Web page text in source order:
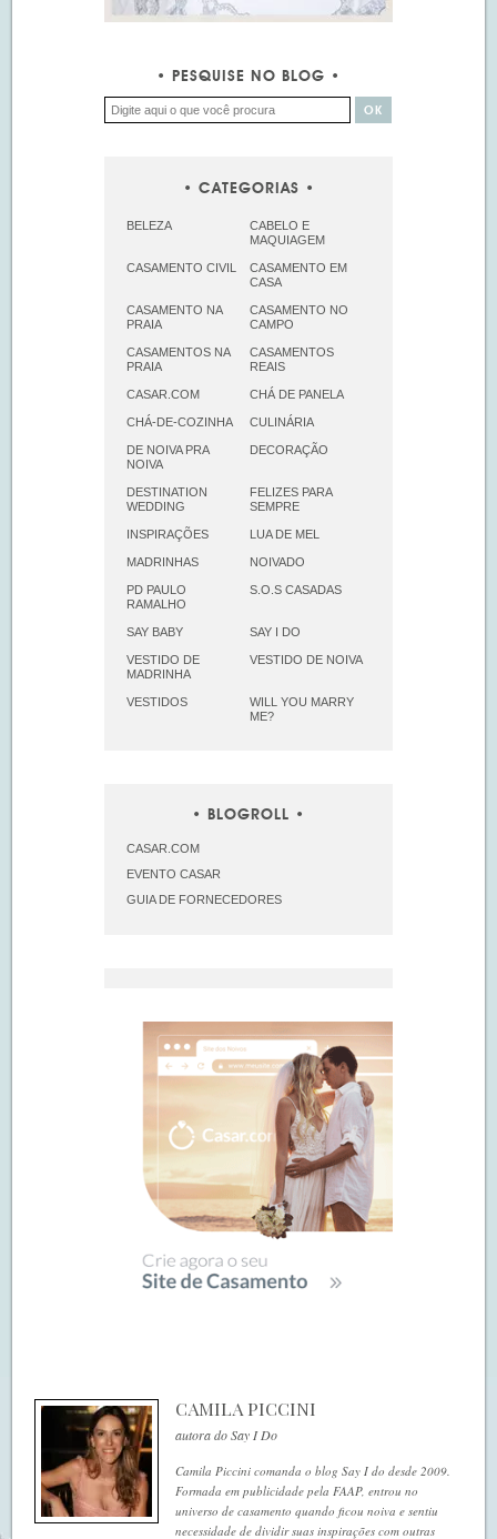
PESQUISE NO BLOG
CATEGORIAS
BELEZA
CABELO E
MAQUIAGEM
CASAMENTO CIVIL
CASAMENTO EM
CASA
CASAMENTO NA
PRAIA
CASAMENTO NO
CAMPO
CASAMENTOS NA
PRAIA
CASAMENTOS
REAIS
CASAR.COM CHÁ DE PANELA
CHÁ-DE-COZINHA CULINÁRIA
DE NOIVA PRA
NOIVA
DECORAÇÃO
DESTINATION
WEDDING
FELIZES PARA
SEMPRE
INSPIRAÇÕES LUA DE MEL
MADRINHAS NOIVADO
PD PAULO
RAMALHO
S.O.S CASADAS
SAY BABY SAY I DO
VESTIDO DE
MADRINHA
VESTIDO DE NOIVA
VESTIDOS
WILL YOU MARRY
ME?
BLOGROLL
CASAR.COM
EVENTO CASAR
GUIA DE FORNECEDORES
CAMILA PICCINI
autora do Say I Do
Camila Piccini comanda o blog Say I do desde 2009.
Formada em publicidade pela FAAP, entrou no
universo de casamento quando ficou noiva e sentiu
necessidade de dividir suas inspirações com outras